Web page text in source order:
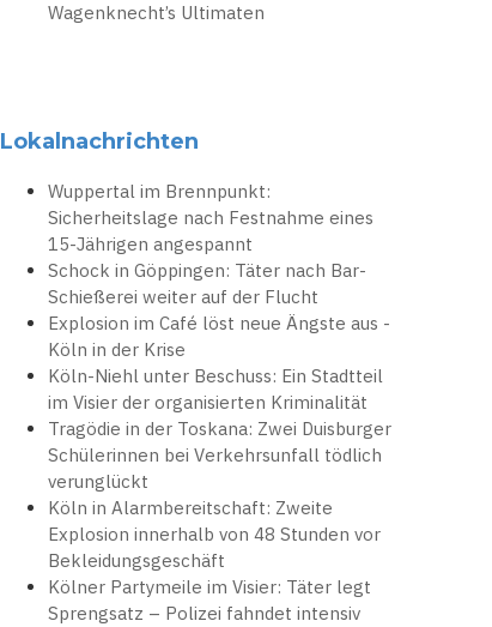
Wagenknecht’s Ultimaten
Lokalnachrichten
Wuppertal im Brennpunkt:
Sicherheitslage nach Festnahme eines
15-Jährigen angespannt
Schock in Göppingen: Täter nach Bar-
Schießerei weiter auf der Flucht
Explosion im Café löst neue Ängste aus -
Köln in der Krise
Köln-Niehl unter Beschuss: Ein Stadtteil
im Visier der organisierten Kriminalität
Tragödie in der Toskana: Zwei Duisburger
Schülerinnen bei Verkehrsunfall tödlich
verunglückt
Köln in Alarmbereitschaft: Zweite
Explosion innerhalb von 48 Stunden vor
Bekleidungsgeschäft
Kölner Partymeile im Visier: Täter legt
Sprengsatz – Polizei fahndet intensiv